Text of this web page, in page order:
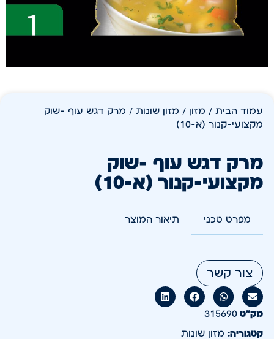
עמוד הבית / מזון / מזון שונות / מרק דגש עוף -שוק
מקצועי-קנור (א-10)
מרק דגש עוף -שוק
מקצועי-קנור (א-10)
מפרט טכני תיאור המוצר
צור קשר
מק״ט 315690
קטגוריה: מזון שונות